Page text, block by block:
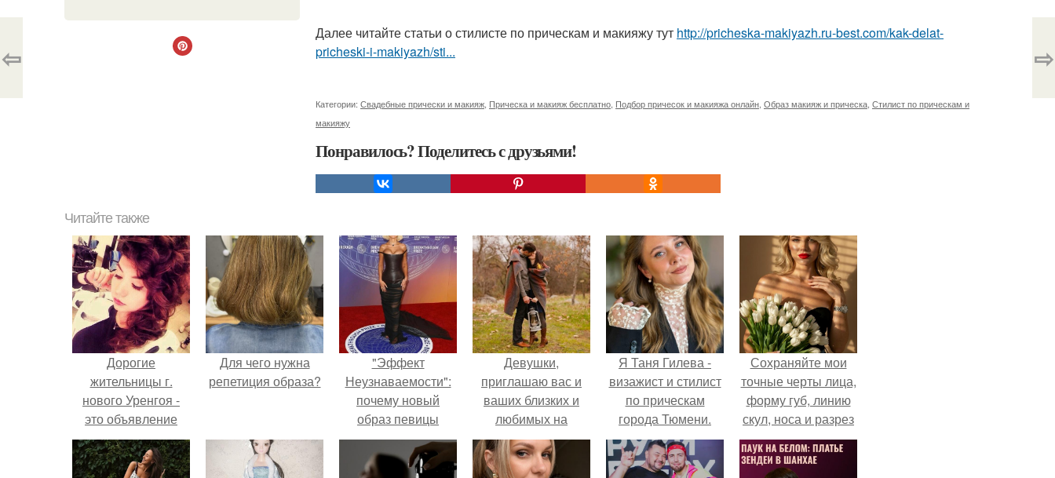
Далее читайте статьи о стилисте по прическам и макияжу тут http://pricheska-makiyazh.ru-best.com/kak-delat-
pricheski-i-makiyazh/sti...
Категории: Свадебные прически и макияж Прическа и макияж бесплатно Подбор причесок и макияжа онлайн Образ макияж и прическа Стилист по прическам и
макияжу
Понравилось? Поделитесь с друзьями!
⇦ ⇨
Читайте также
Дорогие
жительницы г.
нового Уренгоя -
это объявление
специально для
вас?
Для чего нужна
репетиция образа?
"Эффект
Неузнаваемости":
почему новый
образ певицы
вызвал споры о
гранях
Девушки,
приглашаю вас и
ваших близких и
любимых на
осеннюю
фотосессию,
Я Таня Гилева -
визажист и стилист
по прическам
города Тюмени.
Сохраняйте мои
точные черты лица,
форму губ, линию
скул, носа и разрез
глаз.